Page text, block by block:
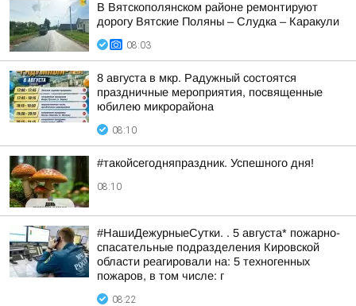
В Вятскополянском районе ремонтируют
дорогу Вятские Поляны – Слудка – Каракули
08:03
8 августа в мкр. Радужный состоятся
праздничные мероприятия, посвященные
юбилею микрорайона
08:10
#такойсегодняпраздник. Успешного дня!
08:10
#НашиДежурныеСутки. . 5 августа* пожарно-
спасательные подразделения Кировской
области реагировали на: 5 техногенных
пожаров, в том числе: г
08:22